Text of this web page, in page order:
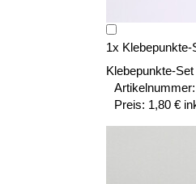
1x
Klebepunkte-
Artikelnummer:
Preis: 1,80 €